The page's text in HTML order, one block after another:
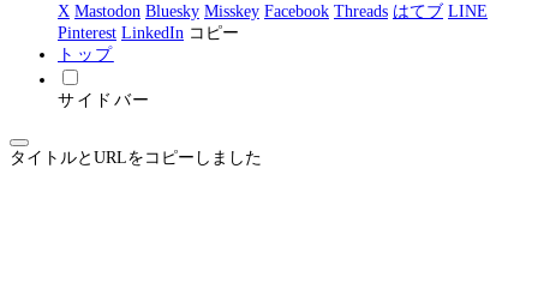
X Mastodon Bluesky Misskey Facebook Threads はてブ LINE
Pinterest LinkedIn コピー
トップ
サイドバー
タイトルとURLをコピーしました